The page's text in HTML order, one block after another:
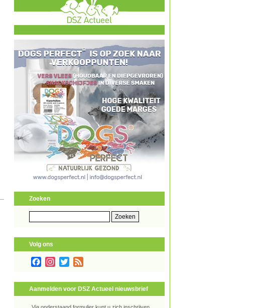
Zoeken
naar:
Volg ons
FacebookInstagram
Twitter
Aanmelden voor DSZ Actueel nieuwsbrief